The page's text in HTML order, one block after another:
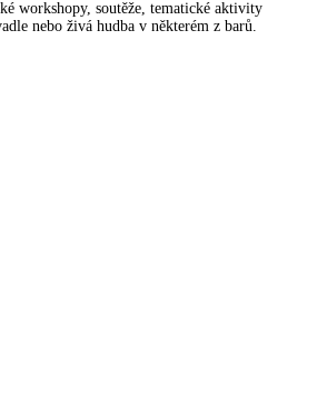
workshopy, soutěže, tematické aktivity
nebo živá hudba v některém z barů.